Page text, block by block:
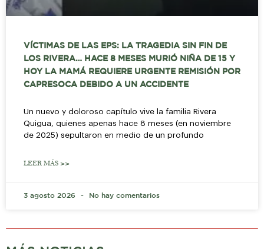
VÍCTIMAS DE LAS EPS: LA TRAGEDIA SIN FIN DE
LOS RIVERA… HACE 8 MESES MURIÓ NIÑA DE 15 Y
HOY LA MAMÁ REQUIERE URGENTE REMISIÓN POR
CAPRESOCA DEBIDO A UN ACCIDENTE
Un nuevo y doloroso capítulo vive la familia Rivera
Quigua, quienes apenas hace 8 meses (en noviembre
de 2025) sepultaron en medio de un profundo
LEER MÁS >>
3 agosto 2026 No hay comentarios